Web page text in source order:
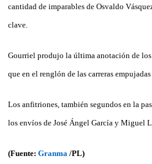
cantidad de imparables de Osvaldo
clave.
Gourriel produjo la última anotación de
que en el renglón de las carreras empujadas
Los anfitriones, también segundos en la
los envíos de José Ángel García y Miguel
(Fuente: Granma /PL)